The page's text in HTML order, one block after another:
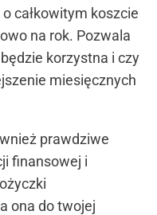
całkowitym koszcie
na rok. Pozwala
korzystna i czy
miesięcznych
prawdziwe
finansowej i
ona do twojej